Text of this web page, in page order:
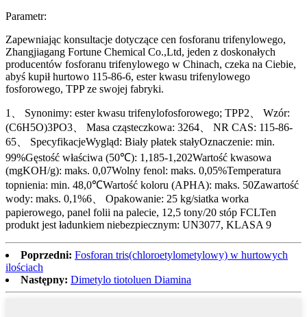
Parametr:
Zapewniając konsultacje dotyczące cen fosforanu trifenylowego,
Zhangjiagang Fortune Chemical Co.,Ltd, jeden z doskonałych
producentów fosforanu trifenylowego w Chinach, czeka na Ciebie,
abyś kupił hurtowo 115-86-6, ester kwasu trifenylowego
fosforowego, TPP ze swojej fabryki.
1、 Synonimy: ester kwasu trifenylofosforowego; TPP2、 Wzór:
(C6H5O)3PO3、 Masa cząsteczkowa: 3264、 NR CAS: 115-86-
65、 SpecyfikacjeWygląd: Biały płatek stałyOznaczenie: min.
99%Gęstość właściwa (50℃): 1,185-1,202Wartość kwasowa
(mgKOH/g): maks. 0,07Wolny fenol: maks. 0,05%Temperatura
topnienia: min. 48,0℃Wartość koloru (APHA): maks. 50Zawartość
wody: maks. 0,1%6、 Opakowanie: 25 kg/siatka worka
papierowego, panel folii na palecie, 12,5 tony/20 stóp FCLTen
produkt jest ładunkiem niebezpiecznym: UN3077, KLASA 9
Poprzedni: Fosforan tris(chloroetylometylowy) w hurtowych
ilościach
Następny: Dimetylo tiotoluen Diamina